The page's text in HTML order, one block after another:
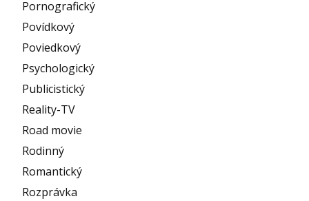
Pornografický
Povídkový
Poviedkový
Psychologický
Publicistický
Reality-TV
Road movie
Rodinný
Romantický
Rozprávka